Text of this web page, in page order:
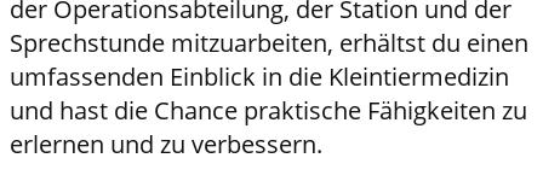
der Operationsabteilung, der Station und der
Sprechstunde mitzuarbeiten, erhältst du einen
umfassenden Einblick in die Kleintiermedizin
und hast die Chance praktische Fähigkeiten zu
erlernen und zu verbessern.